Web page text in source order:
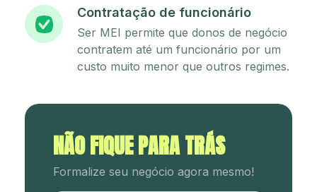
Contratação de funcionário
Ser MEI permite que donos de negócio
contratem até um funcionário por um
custo muito menor que outros regimes.
NÃO FIQUE PARA TRÁS
Formalize seu negócio agora mesmo!